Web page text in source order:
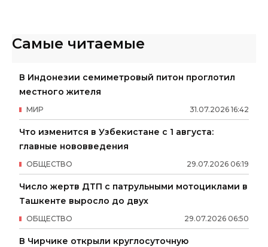
Самые читаемые
В Индонезии семиметровый питон проглотил
местного жителя
31.07.2026 16:42
МИР
Что изменится в Узбекистане с 1 августа:
главные нововведения
29.07.2026 06:19
ОБЩЕСТВО
Число жертв ДТП с патрульными мотоциклами в
Ташкенте выросло до двух
29.07.2026 06:50
ОБЩЕСТВО
В Чирчике открыли круглосуточную